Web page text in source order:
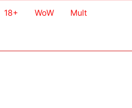
18+ WoW Mult